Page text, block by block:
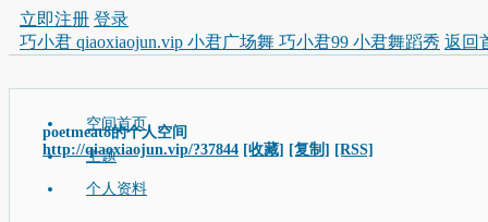
立即注册 登录
巧小君 qiaoxiaojun.vip 小君广场舞 巧小君99 小君舞蹈秀 返回
poetmeat8的个人空间
http://qiaoxiaojun.vip/?37844 [收藏] [复制] [RSS]
空间首页
主题
个人资料